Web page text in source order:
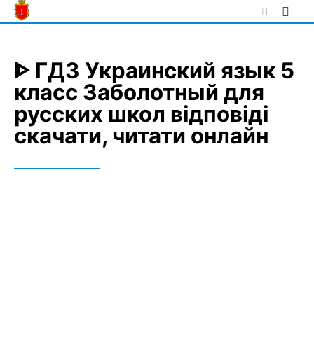
Skip
to
ᐈ ГДЗ Украинский язык 5
класс Заболотный для
русских школ відповіді
скачати, читати онлайн